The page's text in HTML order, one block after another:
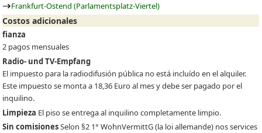
Frankfurt-Ostend (Parlamentsplatz-Viertel)
Costos adicionales
fianza
2 pagos mensuales
Radio- und TV-Empfang
El impuesto para la radiodifusión pública no está incluído en el alquiler.
Este impuesto se monta a 18,36 Euro al mes y debe ser pagado por el
inquilino.
Limpieza El piso se entrega al inquilino completamente limpio.
Sin comisionesSelon §2 1° WohnVermittG (la loi allemande) nos services